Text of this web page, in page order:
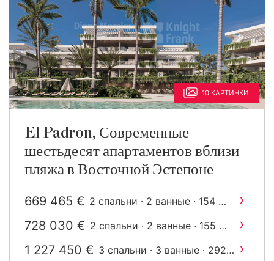
10 КАРТИНКИ
El Padron, Современные
шестьдесят апартаментов вблизи
пляжа в Восточной Эстепоне
669 465 € 2 спальни · 2 ванные · 154 m ›
728 030 € 2 спальни · 2 ванные · 155 m ›
1 227 450 € 3 спальни · 3 ванные · 292
›